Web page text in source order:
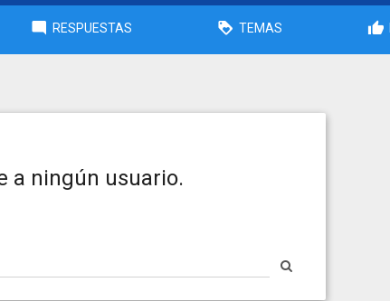
RESPUESTAS TEMAS
a ningún usuario.